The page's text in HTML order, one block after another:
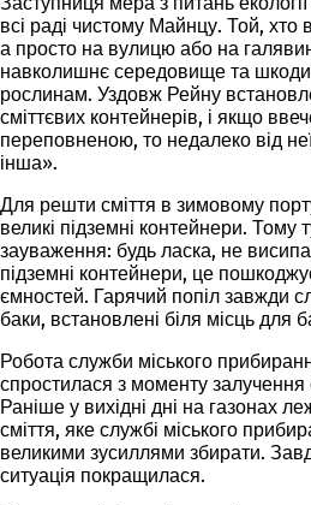
всі раді чистому Майнцу. Той, хто
а просто на вулицю або на
навколишнє середовище та
рослинам. Уздовж Рейну
сміттєвих контейнерів, і якщо
переповненою, то недалеко від
інша».
Для решти сміття в зимовому
великі підземні контейнери. Тому
зауваження: будь ласка, не
підземні контейнери, це
ємностей. Гарячий попіл завжди
баки, встановлені біля місць для
Робота служби міського
спростилася з моменту залучення
Раніше у вихідні дні на газонах
сміття, яке службі міського
великими зусиллями збирати.
ситуація покращилася.